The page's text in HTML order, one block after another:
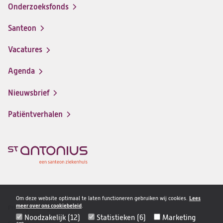
Om deze website optimaal te laten functioneren gebruiken wij cookies. Lees
meer over ons cookiebeleid.
Noodzakelijk (12) Statistieken (6)
Marketing
Onderzoeksfonds
Santeon
(opent
in
nieuwe
Vacatures
(opent
in
nieuwe
Agenda
Nieuwsbrief
Patiëntverhalen
Disclaimer
Privacy & veiligheid